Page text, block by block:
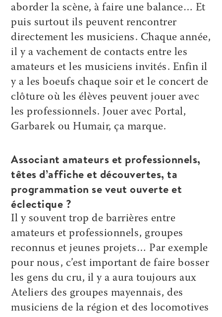
aborder la scène, à faire une balance… Et
puis surtout ils peuvent rencontrer
directement les musiciens. Chaque année,
il y a vachement de contacts entre les
amateurs et les musiciens invités. Enfin il
y a les boeufs chaque soir et le concert de
clôture où les élèves peuvent jouer avec
les professionnels. Jouer avec Portal,
Garbarek ou Humair, ça marque.
Associant amateurs et professionnels,
têtes d’affiche et découvertes, ta
programmation se veut ouverte et
éclectique ?
Il y souvent trop de barrières entre
amateurs et professionnels, groupes
reconnus et jeunes projets… Par exemple
pour nous, c’est important de faire bosser
les gens du cru, il y a aura toujours aux
Ateliers des groupes mayennais, des
musiciens de la région et des locomotives